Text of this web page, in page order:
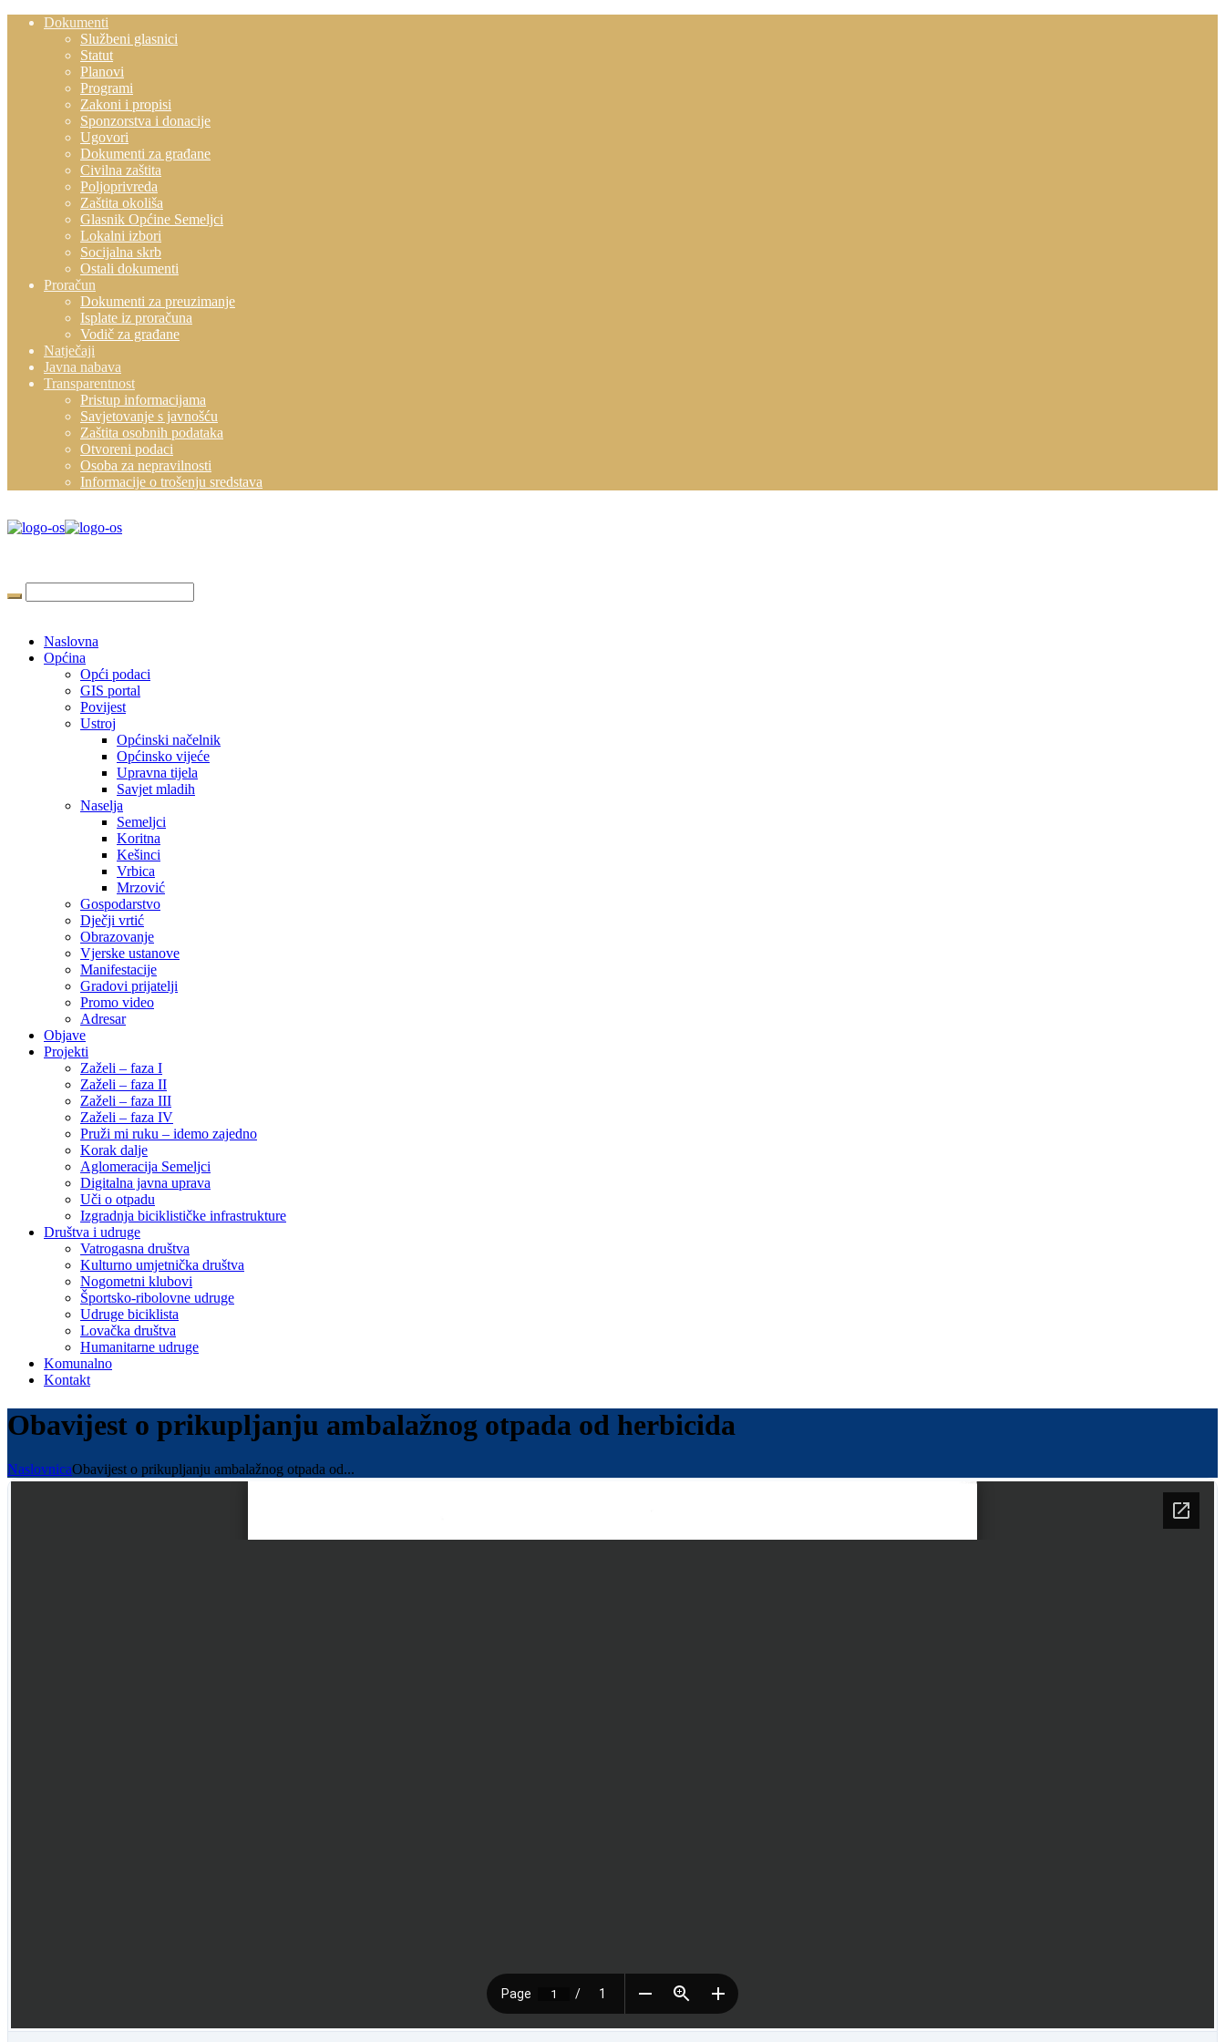
Dokumenti
Službeni glasnici
Statut
Planovi
Programi
Zakoni i propisi
Sponzorstva i donacije
Ugovori
Dokumenti za građane
Civilna zaštita
Poljoprivreda
Zaštita okoliša
Glasnik Općine Semeljci
Lokalni izbori
Socijalna skrb
Ostali dokumenti
Proračun
Dokumenti za preuzimanje
Isplate iz proračuna
Vodič za građane
Natječaji
Javna nabava
Transparentnost
Pristup informacijama
Savjetovanje s javnošću
Zaštita osobnih podataka
Otvoreni podaci
Osoba za nepravilnosti
Informacije o trošenju sredstava
Naslovna
Općina
Opći podaci
GIS portal
Povijest
Ustroj
Općinski načelnik
Općinsko vijeće
Upravna tijela
Savjet mladih
Naselja
Semeljci
Koritna
Kešinci
Vrbica
Mrzović
Gospodarstvo
Dječji vrtić
Obrazovanje
Vjerske ustanove
Manifestacije
Gradovi prijatelji
Promo video
Adresar
Objave
Projekti
Zaželi – faza I
Zaželi – faza II
Zaželi – faza III
Zaželi – faza IV
Pruži mi ruku – idemo zajedno
Korak dalje
Aglomeracija Semeljci
Digitalna javna uprava
Uči o otpadu
Izgradnja biciklističke infrastrukture
Društva i udruge
Vatrogasna društva
Kulturno umjetnička društva
Nogometni klubovi
Športsko-ribolovne udruge
Udruge biciklista
Lovačka društva
Humanitarne udruge
Komunalno
Kontakt
Obavijest o prikupljanju ambalažnog otpada od herbicida
NaslovnicaObavijest o prikupljanju ambalažnog otpada od...